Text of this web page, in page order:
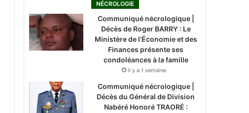
NÉCROLOGIE
Communiqué nécrologique |
Décès de Roger BARRY : Le
Ministère de l’Économie et des
Finances présente ses
condoléances à la famille
il y a 1 semaine
Communiqué nécrologique |
Décès du Général de Division
Nabéré Honoré TRAORÉ :